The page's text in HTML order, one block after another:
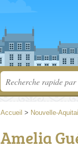
Accueil > Nouvelle-
Amelia